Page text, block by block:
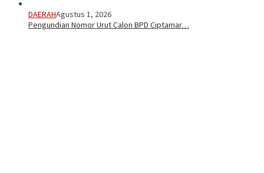
DAERAHAgustus 1, 2026
Pengundian Nomor Urut Calon BPD Ciptamar…